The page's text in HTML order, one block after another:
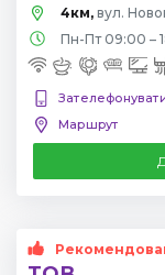
4км, вул.
Пн-Пт 09:00 –
Маршрут